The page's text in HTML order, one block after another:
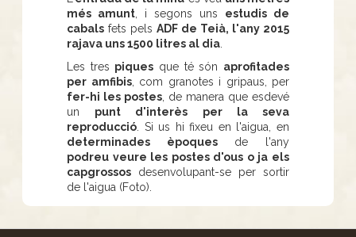
més amunt , i segons uns estudis de
cabals fets pels ADF de Teià, l'any 2015
rajava uns 1500 litres al dia
Les tres piques que té són aprofitades
per amfibis, com granotes i gripaus, per
fer-hi les postes , de manera que esdevé
un punt d'interès per la seva
reproducció . Si us hi fixeu en l'aigua, en
determinades èpoquesde l'any
podreu veure les postes d'ous o ja els
capgrossos desenvolupant-se per sortir
de l'aigua (Foto).